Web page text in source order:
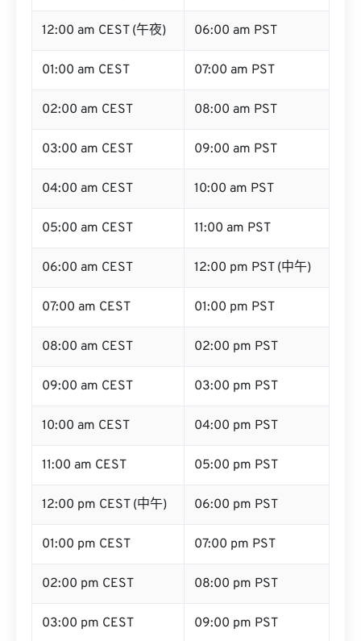
12:00 am CEST (午夜) 06:00 am PST
01:00 am CEST 07:00 am PST
02:00 am CEST 08:00 am PST
03:00 am CEST 09:00 am PST
04:00 am CEST 10:00 am PST
05:00 am CEST 11:00 am PST
06:00 am CEST 12:00 pm PST (中午)
07:00 am CEST 01:00 pm PST
08:00 am CEST 02:00 pm PST
09:00 am CEST 03:00 pm PST
10:00 am CEST 04:00 pm PST
11:00 am CEST 05:00 pm PST
12:00 pm CEST (中午) 06:00 pm PST
01:00 pm CEST 07:00 pm PST
02:00 pm CEST 08:00 pm PST
03:00 pm CEST 09:00 pm PST